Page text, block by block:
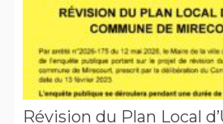
Révision du Plan Local